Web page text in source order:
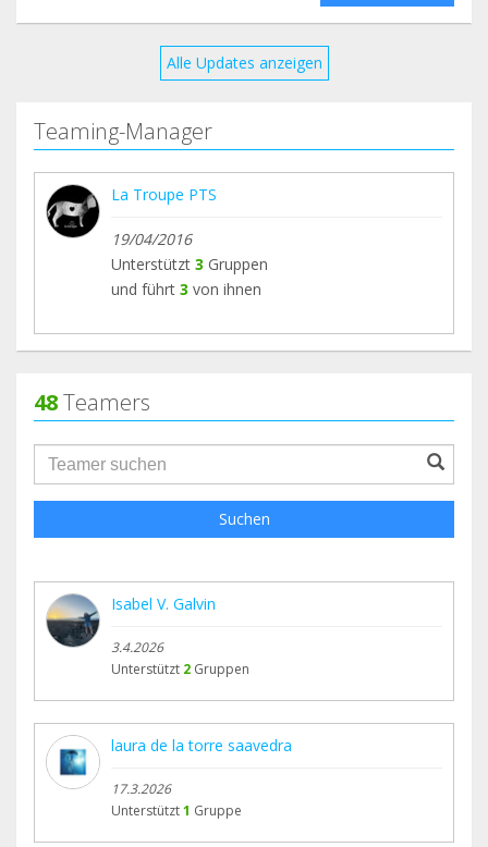
Alle Updates anzeigen
Teaming-Manager
La Troupe PTS
19/04/2016
Unterstützt 3 Gruppen
und führt 3 von ihnen
48Teamers
groupProfile.searchForm.search.text???
Suchen
Isabel V. Galvin
3.4.2026
Unterstützt 2 Gruppen
laura de la torre saavedra
17.3.2026
Unterstützt1 Gruppe